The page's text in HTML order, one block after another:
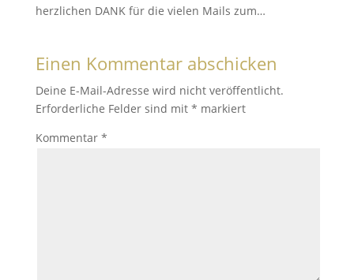
herzlichen DANK für die vielen Mails zum…
Einen Kommentar abschicken
Deine E-Mail-Adresse wird nicht veröffentlicht.
Erforderliche Felder sind mit * markiert
Kommentar *